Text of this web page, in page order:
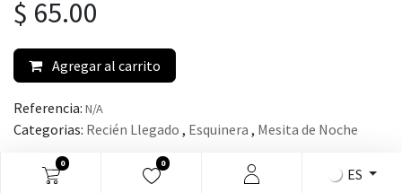
0 0
ES
$ 65.00
Agregar al carrito
Referencia: N/A
Categorias: Recién Llegado , Esquinera , Mesita de Noche
Share :